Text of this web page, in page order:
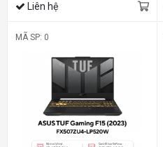
Liên hệ
MÃ SP: 0